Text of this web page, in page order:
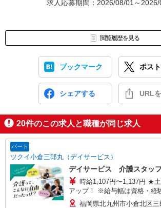
求人応募期間：2026/08/01～2026/
閲覧履歴を見る
ブックマーク ポス
シェアする URL
20件のこの求人と職種が同じ求人
パート
ツクイ小倉三郎丸（デイサービス）
デイサービス 介護スタッフ
時給1,107円〜1,137円 ★土日祝日は時給100円
アップ！ ※給与幅は資格・経
福岡県北九州市小倉北区三